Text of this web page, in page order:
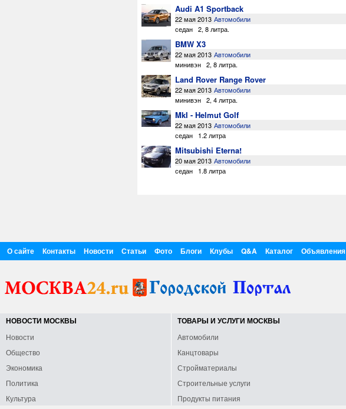
Audi A1 Sportback
22 мая 2013 Автомобили
седан 2, 8 литра.
BMW X3
22 мая 2013 Автомобили
минивэн 2, 8 литра.
Land Rover Range Rover
22 мая 2013 Автомобили
минивэн 2, 4 литра.
MkI - Helmut Golf
22 мая 2013 Автомобили
седан
1.2 литра
Mitsubishi Eterna!
20 мая 2013 Автомобили
седан
1.8 литра
О сайте Контакты Новости Статьи Фото Блоги Клубы Q&A Каталог Объявления
НОВОСТИ МОСКВЫ
Новости
Общество
Экономика
Политика
Культура
ТОВАРЫ И УСЛУГИ МОСКВЫ
Автомобили
Канцтовары
Стройматериалы
Строительные услуги
Продукты питания